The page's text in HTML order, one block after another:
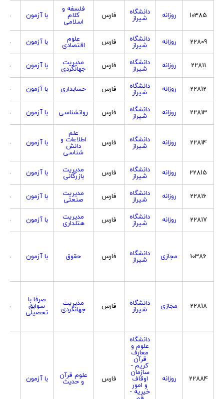
10385 روزانه دانشگاه
شیراز فارس
فلسفه و
کلام
اسلامی
با آزمون
22809 روزانه دانشگاه
شیراز فارس علوم
اقتصادی با آزمون
22811 روزانه دانشگاه
شیراز فارس مدیریت
جهانگردی با آزمون
22812 روزانه دانشگاه
شیراز فارس حسابداری با آزمون
22813 روزانه دانشگاه
شیراز فارس روانشناسی با آزمون
22814 روزانه دانشگاه
شیراز فارس
علم
اطلاعات و
دانش
شناسی
با آزمون
22815 روزانه دانشگاه
شیراز فارس مدیریت
بازرگانی با آزمون
22816 روزانه دانشگاه
شیراز فارس مدیریت
صنعتی با آزمون
22817 روزانه دانشگاه
شیراز فارس مدیریت
هتلداری با آزمون
10386 مجازی دانشگاه
شیراز فارس حقوق با آزمون
22818 مجازی دانشگاه
شیراز فارس مدیریت
جهانگردی
صرفا با
سوابق
تحصیلی
22884 روزانه
دانشگاه
علوم و
معارف
قرآن
کریم -
سازمان
اوقاف
و امور
خیریه -
فارس علوم قرآن
و حدیث با آزمون